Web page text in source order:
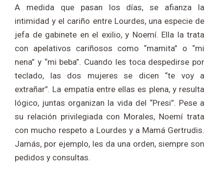
A medida que pasan los días, se afianza la
intimidad y el cariño entre Lourdes, una especie de
jefa de gabinete en el exilio, y Noemí. Ella la trata
con apelativos cariñosos como “mamita” o “mi
nena” y “mi beba”. Cuando les toca despedirse por
teclado, las dos mujeres se dicen “te voy a
extrañar”. La empatía entre ellas es plena, y resulta
lógico, juntas organizan la vida del “Presi”. Pese a
su relación privilegiada con Morales, Noemí trata
con mucho respeto a Lourdes y a Mamá Gertrudis.
Jamás, por ejemplo, les da una orden, siempre son
pedidos y consultas.